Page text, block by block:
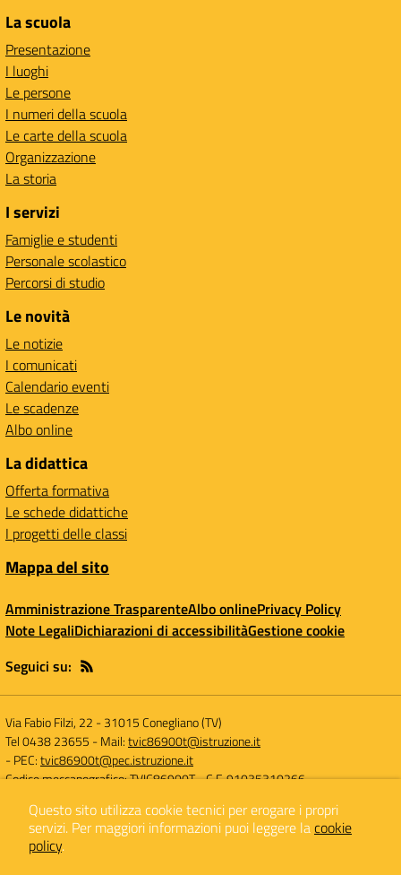
La scuola
Presentazione
I luoghi
Le persone
I numeri della scuola
Le carte della scuola
Organizzazione
La storia
I servizi
Famiglie e studenti
Personale scolastico
Percorsi di studio
Le novità
Le notizie
I comunicati
Calendario eventi
Le scadenze
Albo online
La didattica
Offerta formativa
Le schede didattiche
I progetti delle classi
Mappa del sito
Amministrazione TrasparenteAlbo onlinePrivacy Policy
Note LegaliDichiarazioni di accessibilitàGestione cookie
Seguici su:
Via Fabio Filzi, 22 -31015 Conegliano (TV)
Tel 0438 23655 - Mail:tvic86900t@istruzione.it
- PEC:tvic86900t@pec.istruzione.it
Codice meccanografico: TVIC86900T- C.F. 91035310266
Concept & Design by
Designers Italia
Questo sito utilizza cookie tecnici per erogare i propri
servizi. Per maggiori informazioni puoi leggere lacookie
policy.